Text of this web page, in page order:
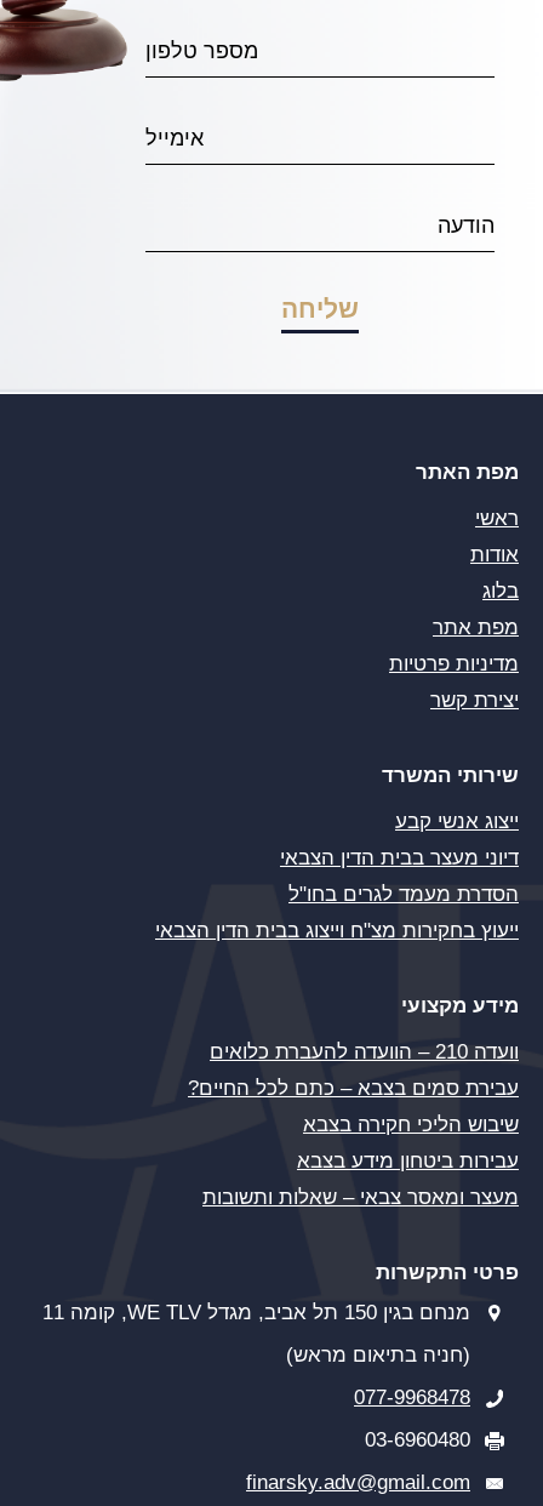
מפת האתר
ראשי
אודות
בלוג
מפת אתר
מדיניות פרטיות
יצירת קשר
שירותי המשרד
ייצוג אנשי קבע
דיוני מעצר בבית הדין הצבאי
הסדרת מעמד לגרים בחו"ל
ייעוץ בחקירות מצ"ח וייצוג בבית הדין הצבאי
מידע מקצועי
וועדה 210 – הוועדה להעברת כלואים
עבירת סמים בצבא – כתם לכל החיים?
שיבוש הליכי חקירה בצבא
עבירות ביטחון מידע בצבא
מעצר ומאסר צבאי – שאלות ותשובות
פרטי התקשרות
מנחם בגין 150 תל אביב, מגדל WE TLV, קומה 11
(חניה בתיאום מראש)
077-9968478
03-6960480
finarsky.adv@gmail.com